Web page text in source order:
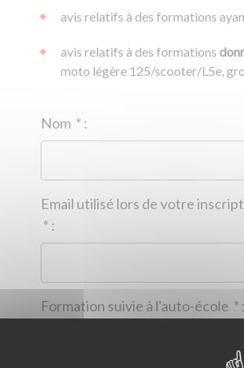
avis relatifs à des formations
avis relatifs à des formations
moto légère 125/scooter/L5e,
* :
Email utilisé lors de votre
* :
* :